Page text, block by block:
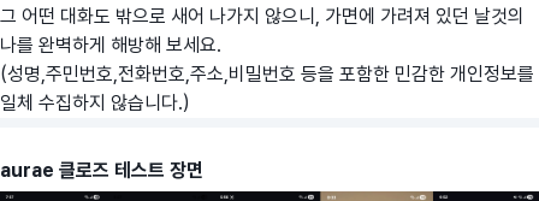
그 어떤 대화도 밖으로 새어 나가지 않으니, 가면에 가려져 있던 날것의
나를 완벽하게 해방해 보세요.
(성명,주민번호,전화번호,주소,비밀번호 등을 포함한 민감한 개인정보를
일체 수집하지 않습니다.)
aurae 클로즈 테스트 장면